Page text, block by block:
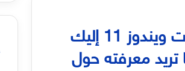
مميزات ويندوز 11 إليك
تريد معرفته حول